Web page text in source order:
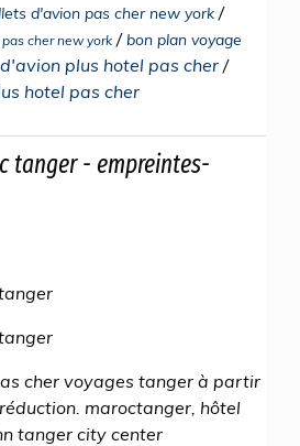
d'avion pas cher new york /
cher new york /bon plan voyage
plus hotel pas cher /
hotel pas cher
tanger - empreintes-
cher voyages tanger à partir
maroctanger, hôtel
tanger city center